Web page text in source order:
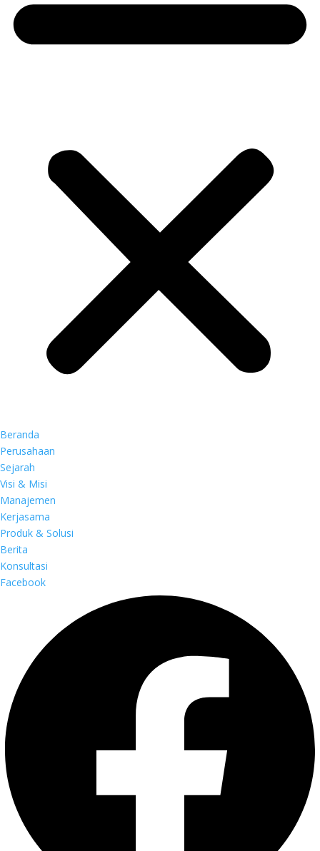
Beranda
Perusahaan
Sejarah
Visi & Misi
Manajemen
Kerjasama
Produk & Solusi
Berita
Konsultasi
Facebook